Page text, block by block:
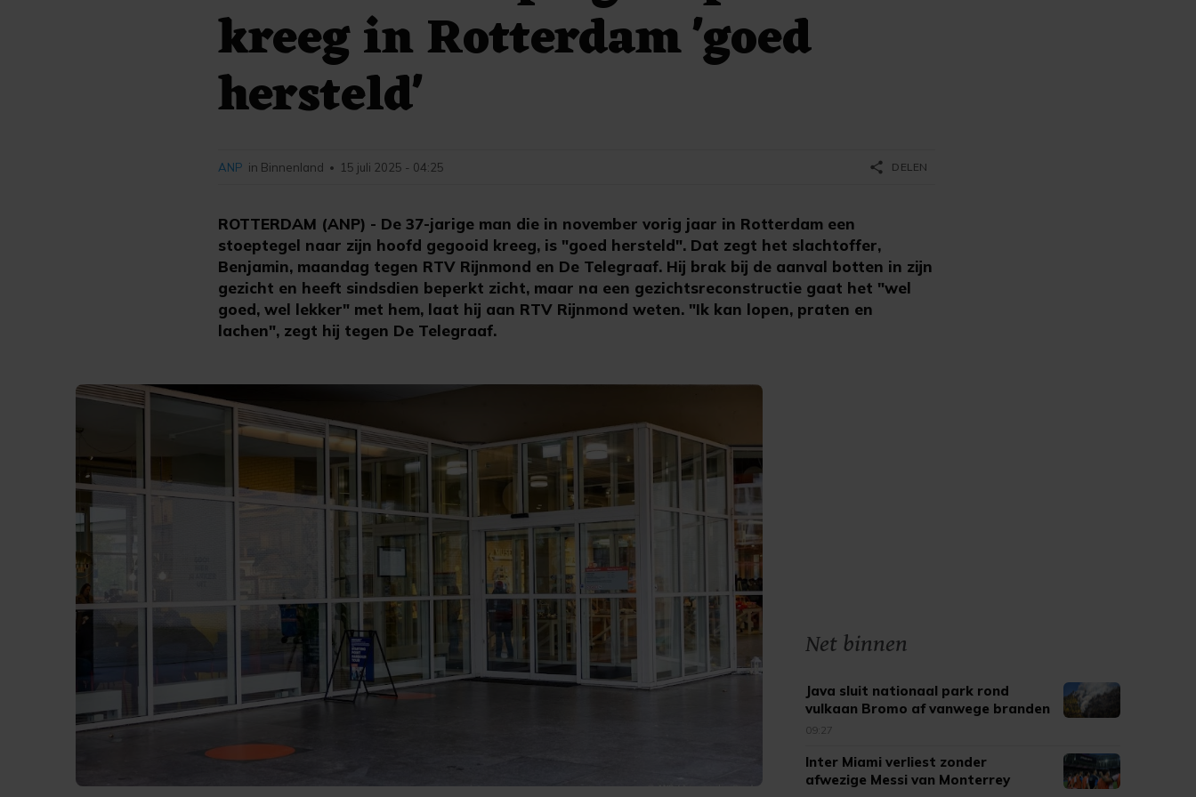
kreeg in Rotterdam 'goed
hersteld'
ROTTERDAM (ANP) - De 37-jarige man die in november vorig jaar in Rotterdam een
stoeptegel naar zijn hoofd gegooid kreeg, is "goed hersteld". Dat zegt het slachtoffer,
Benjamin, maandag tegen RTV Rijnmond en De Telegraaf. Hij brak bij de aanval botten in zijn
gezicht en heeft sindsdien beperkt zicht, maar na een gezichtsreconstructie gaat het "wel
goed, wel lekker" met hem, laat hij aan RTV Rijnmond weten. "Ik kan lopen, praten en
lachen", zegt hij tegen De Telegraaf.
ANP in Binnenland • 15 juli 2025 - 04:25 share DELEN
Net binnen
Java sluit nationaal park rond
vulkaan Bromo af vanwege branden
09:27
Inter Miami verliest zonder
afwezige Messi van Monterrey